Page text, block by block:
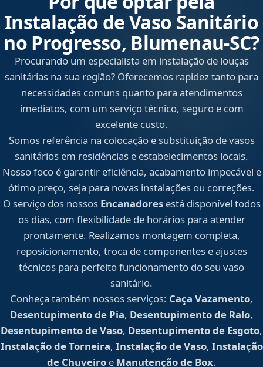
Instalação de Vaso Sanitário
no Progresso, Blumenau‑SC?
Procurando um especialista em instalação de louças
sanitárias na sua região? Oferecemos rapidez tanto para
necessidades comuns quanto para atendimentos
imediatos, com um serviço técnico, seguro e com
excelente custo.
Somos referência na colocação e substituição de vasos
sanitários em residências e estabelecimentos locais.
Nosso foco é garantir eficiência, acabamento impecável e
ótimo preço, seja para novas instalações ou correções.
O serviço dos nossos Encanadoresestá disponível todos
os dias, com flexibilidade de horários para atender
prontamente. Realizamos montagem completa,
reposicionamento, troca de componentes e ajustes
técnicos para perfeito funcionamento do seu vaso
sanitário.
Conheça também nossos serviços: Caça Vazamento,
Desentupimento de Pia, Desentupimento de Ralo,
Desentupimento de Vaso, Desentupimento de Esgoto,
Instalação de Torneira, Instalação de Vaso, Instalação
de Chuveiro e Manutenção de Box.